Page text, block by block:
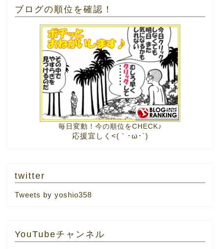
ブログの順位を確認！
毎日変動！今の順位をCHECK♪
応援宜しく<(｀･ω･´)
twitter
Tweets by yoshio358
YouTubeチャンネル